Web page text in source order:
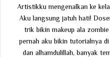
Artistikku mengenalkan ke
Aku langsung jatuh hati!
trik bikin makeup ala
pernah aku bikin tutorialnya
dan alhamdulillah, banyak